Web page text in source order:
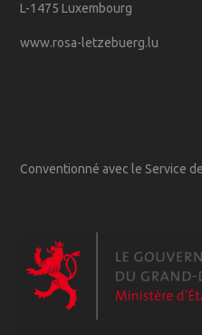
L-1475 Luxembourg
www.rosa-letzebuerg.lu
Conventionné avec le Service